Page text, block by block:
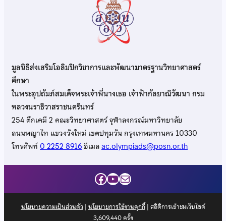
มูลนิธิส่งเสริมโอลิมปิกวิชาการและพัฒนามาตรฐานวิทยาศาสตร์
ศึกษา
ในพระอุปถัมภ์สมเด็จพระเจ้าพี่นางเธอ เจ้าฟ้ากัลยาณิวัฒนา กรม
หลวงนราธิวาสราชนครินทร์
254 ตึกเคมี 2 คณะวิทยาศาสตร์ จุฬาลงกรณ์มหาวิทยาลัย
ถนนพญาไท แขวงวังใหม่ เขตปทุมวัน กรุงเทพมหานคร 10330
โทรศัพท์0 2252 8916อีเมลac.olympiads@posn.or.th
Facebook
YouTube
Mail
นโยบายความเป็นส่วนตัว| นโยบายการใช้งานคุกกี้| สถิติการเข้าชมเว็บไซต์
3,609,440ครั้ง